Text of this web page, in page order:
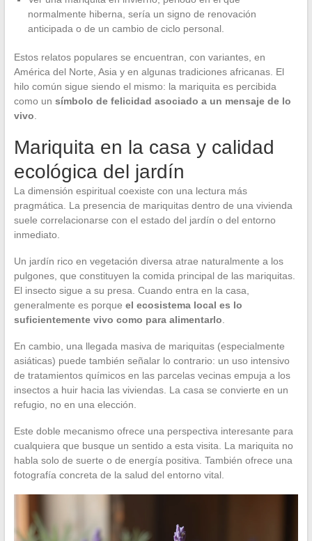
normalmente hiberna, sería un signo de renovación
anticipada o de un cambio de ciclo personal.
Estos relatos populares se encuentran, con variantes, en
América del Norte, Asia y en algunas tradiciones africanas. El
hilo común sigue siendo el mismo: la mariquita es percibida
como un símbolo de felicidad asociado a un mensaje de lo
vivo
Mariquita en la casa y calidad
ecológica del jardín
La dimensión espiritual coexiste con una lectura más
pragmática. La presencia de mariquitas dentro de una vivienda
suele correlacionarse con el estado del jardín o del entorno
inmediato.
Un jardín rico en vegetación diversa atrae naturalmente a los
pulgones, que constituyen la comida principal de las mariquitas.
El insecto sigue a su presa. Cuando entra en la casa,
generalmente es porque el ecosistema local es lo
suficientemente vivo como para alimentarlo
En cambio, una llegada masiva de mariquitas (especialmente
asiáticas) puede también señalar lo contrario: un uso intensivo
de tratamientos químicos en las parcelas vecinas empuja a los
insectos a huir hacia las viviendas. La casa se convierte en un
refugio, no en una elección.
Este doble mecanismo ofrece una perspectiva interesante para
cualquiera que busque un sentido a esta visita. La mariquita no
habla solo de suerte o de energía positiva. También ofrece una
fotografía concreta de la salud del entorno vital.